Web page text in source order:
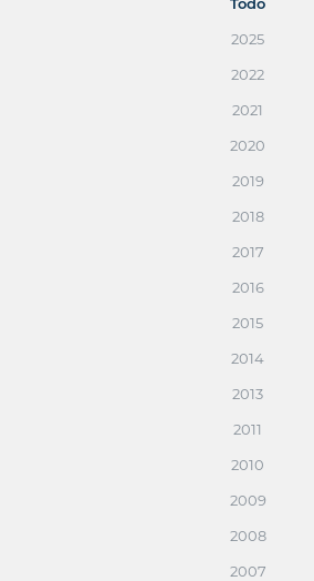
2025
2022
2021
2020
2019
2018
2017
2016
2015
2014
2013
2011
2010
2009
2008
2007